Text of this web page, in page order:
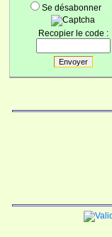
Se désabonner
Recopier le code :